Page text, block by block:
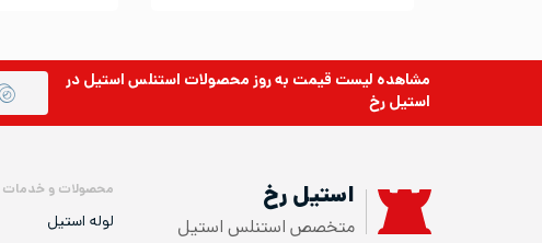
مشاهده لیست قیمت به روزمحصولات استنلس استیلدر
استیل رخ
استیل رخ
متخصص استنلس استیل
محصولات و خدمات
لوله استیل